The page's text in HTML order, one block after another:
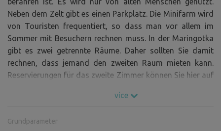
Neben dem Zelt gibt es einen Parkplatz. Die Minifarm wird
von Touristen frequentiert, so dass man vor allem im
Sommer mit Besuchern rechnen muss. In der Maringotka
gibt es zwei getrennte Räume. Daher sollten Sie damit
rechnen, dass jemand den zweiten Raum mieten kann.
Reservierungen für das zweite Zimmer können Sie hier auf
verfügbar, die ganze Maringotka mieten. Sie müssen
dem Zeitpunkt ausfüllen, zu dem die Daten für beide
více
Grundparameter